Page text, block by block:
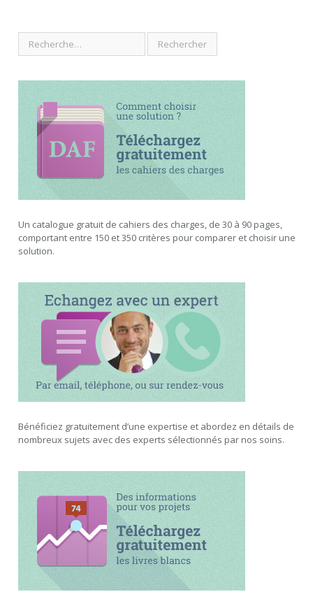
Un catalogue gratuit de cahiers des charges, de 30 à 90 pages,
comportant entre 150 et 350 critères pour comparer et choisir une
solution.
Bénéficiez gratuitement d’une expertise et abordez en détails de
nombreux sujets avec des experts sélectionnés par nos soins.